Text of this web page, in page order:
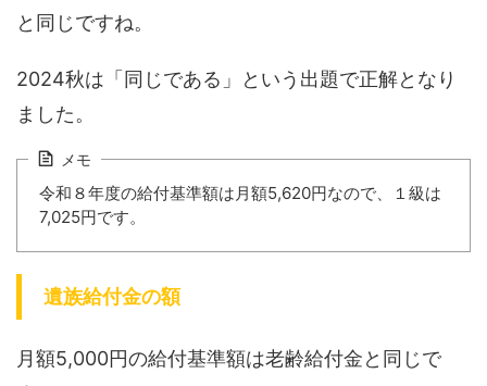
と同じですね。
2024秋は「同じである」という出題で正解となり
ました。
メモ
令和８年度の給付基準額は月額5,620円なので、１級は
7,025円です。
遺族給付金の額
月額5,000円の給付基準額は老齢給付金と同じで